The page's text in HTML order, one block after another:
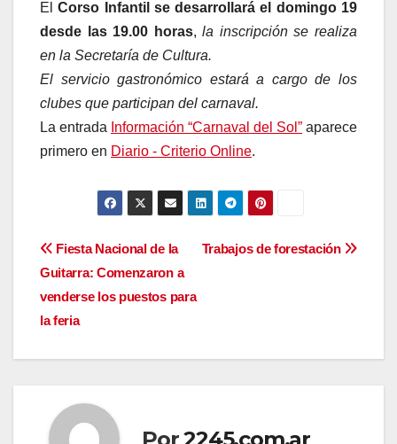
ElCorso Infantil se desarrollará el domingo 19
desde las 19.00 horas,la inscripción se realiza
en la Secretaría de Cultura.
El servicio gastronómico estará a cargo de los
clubes que participan del carnaval.
La entrada Información “Carnaval del Sol” aparece
primero en Diario - Criterio Online.
Navegación
de
entradas
Trabajos de forestación
Fiesta Nacional de la
Guitarra: Comenzaron a
venderse los puestos para
la feria
Por2245.com.ar